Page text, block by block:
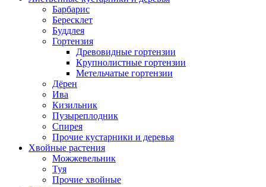
Барбарис
Бересклет
Буддлея
Гортензия
Древовидные гортензии
Крупнолистные гортензии
Метельчатые гортензии
Дёрен
Ива
Кизильник
Пузыреплодник
Спирея
Прочие кустарники и деревья
Хвойные растения
Можжевельник
Туя
Прочие хвойные